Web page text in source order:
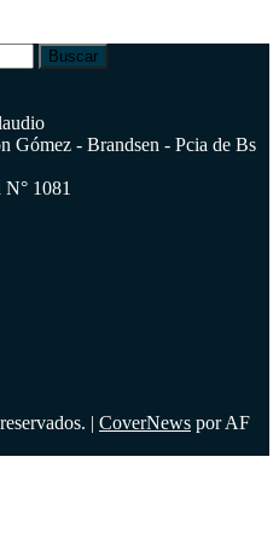
Gómez - Brandsen - Pcia de Bs
1081
| CoverNews por AF